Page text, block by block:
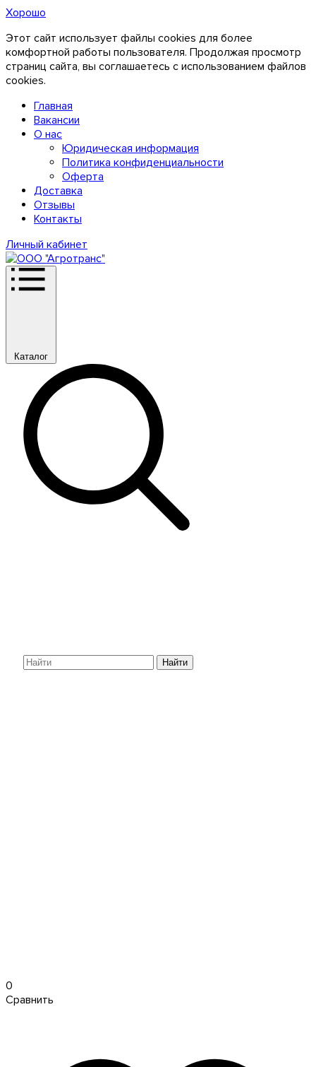
Хорошо
Этот сайт использует файлы cookies для более
комфортной работы пользователя. Продолжая просмотр
страниц сайта, вы соглашаетесь с использованием файлов
cookies.
Главная
Вакансии
О нас
Юридическая информация
Политика конфиденциальности
Оферта
Доставка
Отзывы
Контакты
Личный кабинет
Каталог
Найти
0
Сравнить